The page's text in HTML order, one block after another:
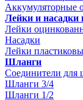
Аккумуляторные
Лейки и насадки
Лейки
Насадки
Лейки
Шланги
Соединители для
Шланги 3/4
Шланги 1/2